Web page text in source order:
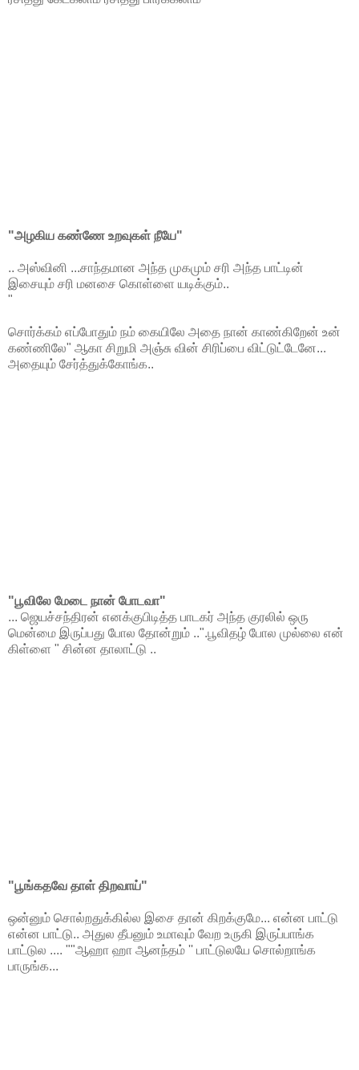
"அழகிய கண்ணே உறவுகள் நீயே"
.. அஸ்வினி ...சாந்தமான அந்த முகமும் சரி அந்த பாட்டின்
இசையும் சரி மனசை கொள்ளை யடிக்கும்..
"
சொர்க்கம் எப்போதும் நம் கையிலே அதை நான் காண்கிறேன் உன்
கண்ணிலே" ஆகா சிறுமி அஞ்சு வின் சிரிப்பை விட்டுட்டேனே...
அதையும் சேர்த்துக்கோங்க..
"பூவிலே மேடை நான் போடவா"
... ஜெயச்சந்திரன் எனக்குபிடித்த பாடகர் அந்த குரலில் ஒரு
மென்மை இருப்பது போல தோன்றும் ..".பூவிதழ் போல முல்லை என்
கிள்ளை " சின்ன தாலாட்டு ..
"பூங்கதவே தாள் திறவாய்"
ஒன்னும் சொல்றதுக்கில்ல இசை தான் கிறக்குமே... என்ன பாட்டு
என்ன பாட்டு.. அதுல தீபனும் உமாவும் வேற உருகி இருப்பாங்க
பாட்டுல .... ""ஆஹா ஹா ஆனந்தம் '' பாட்டுலயே சொல்றாங்க
பாருங்க...